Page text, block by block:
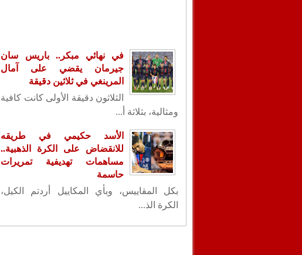
في نهائي مبكر.. باريس سان
جيرمان يقضي على آمال
المرينغي في ثلاثين دقيقة
الثلاثون دقيقة الأولى كانت كافية
ومثالية، بثلاثة أ...
الأسد حكيمي في طريقه
للانقضاض على الكرة الذهبية..
مساهمات تهديفية تمريرات
حاسمة
بكل المقاييس، وبأي المكاييل أردتم الكيل،
الكرة الذ...